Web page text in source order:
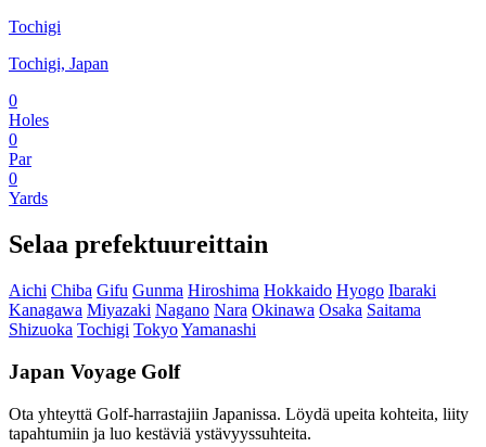
Tochigi
Tochigi, Japan
0
Holes
0
Par
0
Yards
Selaa prefektuureittain
Aichi Chiba Gifu Gunma Hiroshima Hokkaido Hyogo Ibaraki
Kanagawa Miyazaki Nagano Nara Okinawa Osaka Saitama
Shizuoka Tochigi TokyoYamanashi
Japan Voyage Golf
Ota yhteyttä Golf-harrastajiin Japanissa. Löydä upeita kohteita, liity
tapahtumiin ja luo kestäviä ystävyyssuhteita.